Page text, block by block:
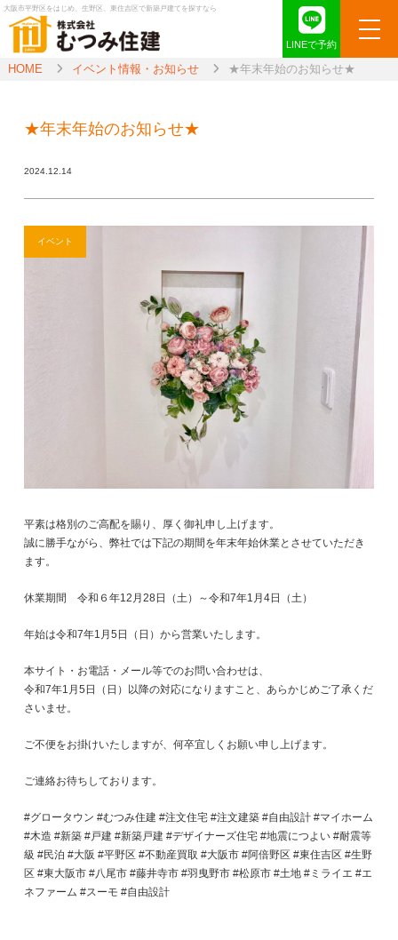
大阪市平野区をはじめ、生野区、東住吉区で新築戸建てを探すなら
LINEで予約
HOME イベント情報・お知らせ ★年末年始のお知らせ★
★年末年始のお知らせ★
2024.12.14
イベント
平素は格別のご高配を賜り、厚く御礼申し上げます。
誠に勝手ながら、弊社では下記の期間を年末年始休業とさせていただき
ます。
休業期間 令和６年12月28日（土）～令和7年1月4日（土）
年始は令和7年1月5日（日）から営業いたします。
本サイト・お電話・メール等でのお問い合わせは、
令和7年1月5日（日）以降の対応になりますこと、あらかじめご了承くだ
さいませ。
ご不便をお掛けいたしますが、何卒宜しくお願い申し上げます。
ご連絡お待ちしております。
#グロータウン #むつみ住建 #注文住宅 #注文建築 #自由設計 #マイホーム
#木造 #新築 #戸建 #新築戸建 #デザイナーズ住宅 #地震につよい #耐震等
級 #民泊 #大阪 #平野区 #不動産買取 #大阪市 #阿倍野区 #東住吉区 #生野
区 #東大阪市 #八尾市 #藤井寺市 #羽曳野市 #松原市 #土地 #ミライエ #エ
ネファーム #スーモ #自由設計